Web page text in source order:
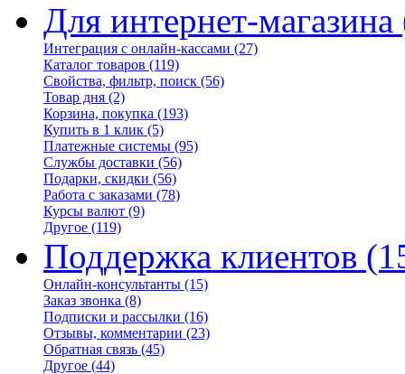
Для интернет-магазина
Интеграция с онлайн-кассами (27)
Каталог товаров (119)
Свойства, фильтр, поиск (56)
Товар дня (2)
Корзина, покупка (193)
Купить в 1 клик (5)
Платежные системы (95)
Службы доставки (56)
Подарки, скидки (56)
Работа с заказами (78)
Курсы валют (9)
Другое (119)
Поддержка клиентов
Онлайн-консультанты (15)
Заказ звонка (8)
Подписки и рассылки (16)
Отзывы, комментарии (23)
Обратная связь (45)
Другое (44)